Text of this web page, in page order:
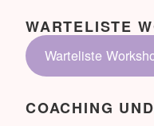
WARTELISTE
Warteliste
COACHING